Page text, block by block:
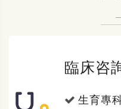
臨床咨
生育專